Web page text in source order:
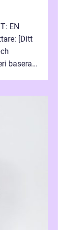
EN
[Ditt
baserat